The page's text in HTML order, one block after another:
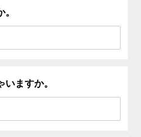
ますか。